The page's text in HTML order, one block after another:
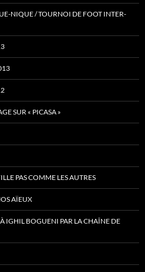
NIQUE / TOURNOI DE FOOT INTER-
SUR « PICASA »
PAS COMME LES AUTRES
AÏEUX
IGHIL BOGUENI PAR LA CHAÎNE DE